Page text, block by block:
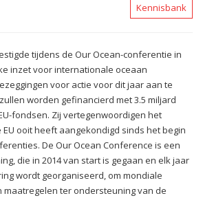
Kennisbank
tijdens de Our Ocean-conferentie in
inzet voor internationale oceaan
voor actie voor dit jaar aan te
worden gefinancierd met 3.5 miljard
fondsen. Zij vertegenwoordigen het
ooit heeft aangekondigd sinds het begin
De Our Ocean Conference is een
die in 2014 van start is gegaan en elk jaar
wordt georganiseerd, om mondiale
maatregelen ter ondersteuning van de